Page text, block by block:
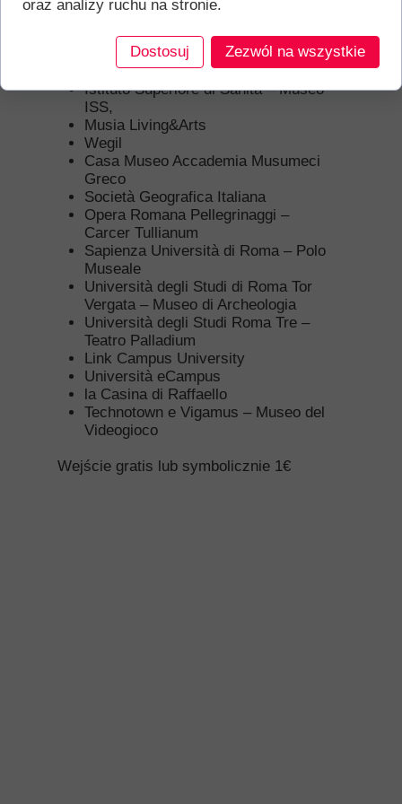
Accademia Nazionale di San Luca
Accademia di Romania
Reale Accademia di Spagna
Istituto Svizzero
Istituto Superiore di Sanità – Museo
ISS,
Musia Living&Arts
Wegil
Casa Museo Accademia Musumeci
Greco
Società Geografica Italiana
Opera Romana Pellegrinaggi –
Carcer Tullianum
Sapienza Università di Roma – Polo
Museale
Università degli Studi di Roma Tor
Vergata – Museo di Archeologia
Università degli Studi Roma Tre –
Teatro Palladium
Link Campus University
Università eCampus
la Casina di Raffaello
Technotown e Vigamus – Museo del
Videogioco
Wejście gratis lub symbolicznie 1€
oraz analizy ruchu na stronie.
Dostosuj Zezwól na wszystkie